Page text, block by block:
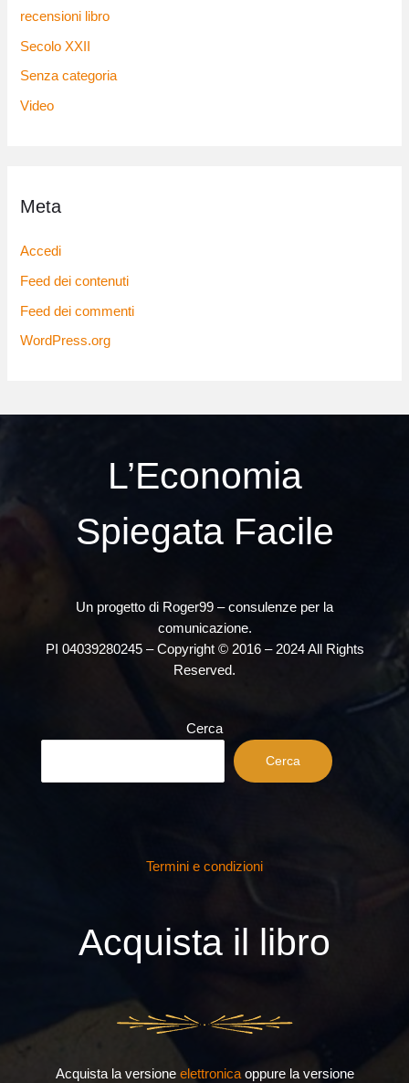
recensioni libro
Secolo XXII
Senza categoria
Video
Meta
Accedi
Feed dei contenuti
Feed dei commenti
WordPress.org
L’Economia
Spiegata Facile
Un progetto di Roger99 – consulenze per la
comunicazione.
PI 04039280245 – Copyright © 2016 – 2024 All Rights
Reserved.
Cerca
Cerca
Termini e condizioni
Acquista il libro
Acquista la versione elettronicaoppure la versione